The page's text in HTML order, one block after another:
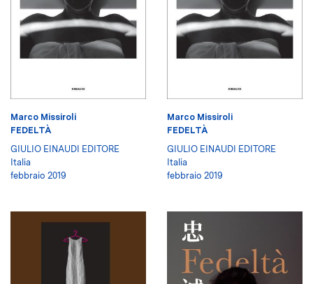
Marco Missiroli
FEDELTÀ
GIULIO EINAUDI EDITORE
Italia
febbraio 2019
Marco Missiroli
FEDELTÀ
GIULIO EINAUDI EDITORE
Italia
febbraio 2019